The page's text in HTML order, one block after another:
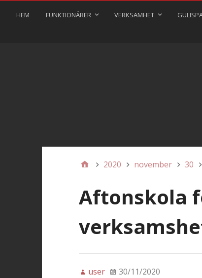
HEM FUNKTIONÄRER VERKSAMHET
2020 november 30
Aftonskola
user 30/11/2020